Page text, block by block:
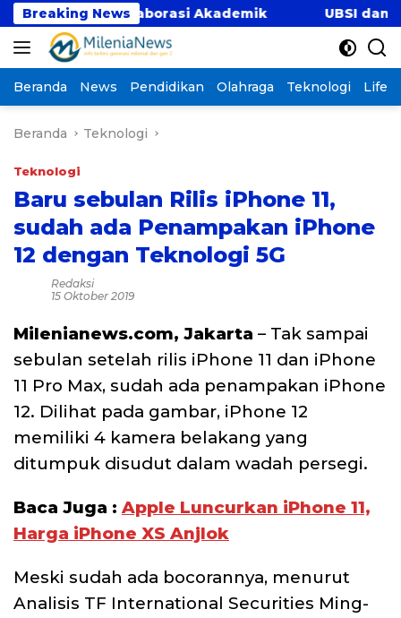
Langsung
ke
konten
Breaking News
Kolaborasi Akademik UBSI dan
Beranda News Pendidikan Olahraga Teknologi
Beranda Teknologi
Teknologi
Baru sebulan Rilis iPhone 11,
sudah ada Penampakan iPhone
12 dengan Teknologi 5G
Redaksi
15 Oktober 2019
Milenianews.com, Jakarta – Tak sampai
sebulan setelah rilis iPhone 11 dan iPhone
11 Pro Max, sudah ada penampakan iPhone
12. Dilihat pada gambar, iPhone 12
memiliki 4 kamera belakang yang
ditumpuk disudut dalam wadah persegi.
Baca Juga : Apple Luncurkan iPhone 11,
Harga iPhone XS Anjlok
Meski sudah ada bocorannya, menurut
Analisis TF International Securities Ming-